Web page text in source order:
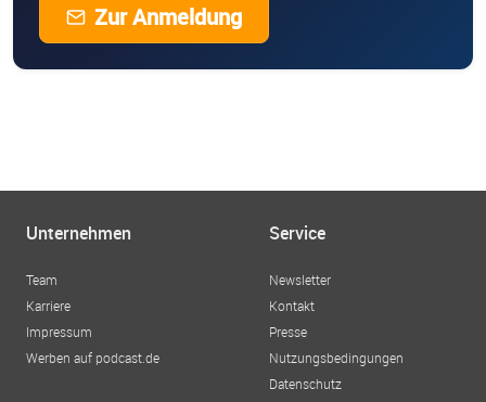
Zur Anmeldung
Unternehmen
Team
Karriere
Impressum
Werben auf podcast.de
Service
Newsletter
Kontakt
Presse
Nutzungsbedingungen
Datenschutz